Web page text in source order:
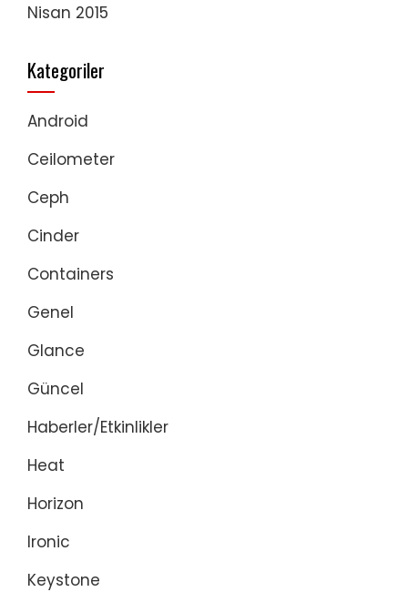
Nisan 2015
Kategoriler
Android
Ceilometer
Ceph
Cinder
Containers
Genel
Glance
Güncel
Haberler/Etkinlikler
Heat
Horizon
Ironic
Keystone